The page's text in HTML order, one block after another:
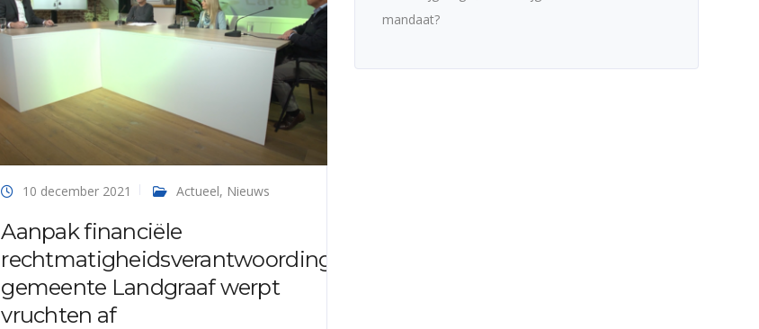
10 december 2021 Actueel, Nieuws
Aanpak financiële
rechtmatigheidsverantwoording
gemeente Landgraaf werpt
vruchten af
mandaat?